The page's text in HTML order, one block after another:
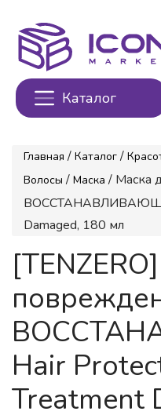
Каталог
Главная / Каталог /
Волосы / Маска / Маска
Damaged, 180 мл
Hair
Treatment